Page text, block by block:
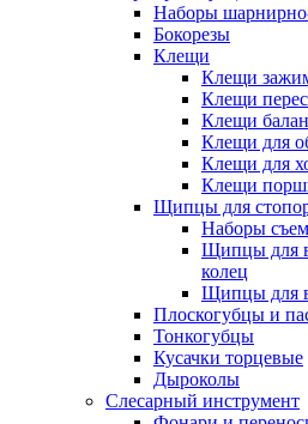
Наборы
Бокорезы
Клещи
Клещи
Клещи
Клещи
Клещи для
Клещи для
Клещи
Щипцы для
Наборы
Щипцы для
колец
Щипцы для
Плоскогубцы и
Тонкогубцы
Кусачки торцевые
Дыроколы
Слесарный инструмент